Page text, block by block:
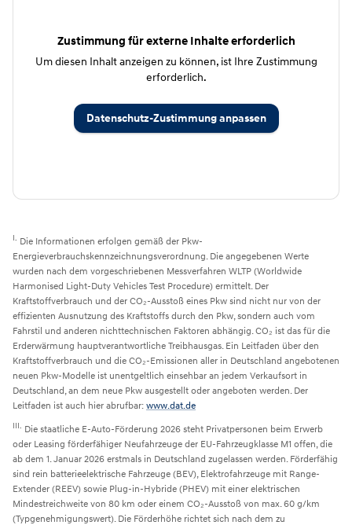
Zustimmung für externe Inhalte erforderlich
Um diesen Inhalt anzeigen zu können, ist Ihre Zustimmung
erforderlich.
Datenschutz-Zustimmung anpassen
I. Die Informationen erfolgen gemäß der Pkw-
Energieverbrauchskennzeichnungsverordnung. Die angegebenen Werte
wurden nach dem vorgeschriebenen Messverfahren WLTP (Worldwide
Harmonised Light-Duty Vehicles Test Procedure) ermittelt. Der
Kraftstoffverbrauch und der CO₂-Ausstoß eines Pkw sind nicht nur von der
effizienten Ausnutzung des Kraftstoffs durch den Pkw, sondern auch vom
Fahrstil und anderen nichttechnischen Faktoren abhängig. CO₂ ist das für die
Erderwärmung hauptverantwortliche Treibhausgas. Ein Leitfaden über den
Kraftstoffverbrauch und die CO₂-Emissionen aller in Deutschland angebotenen
neuen Pkw-Modelle ist unentgeltlich einsehbar an jedem Verkaufsort in
Deutschland, an dem neue Pkw ausgestellt oder angeboten werden. Der
Leitfaden ist auch hier abrufbar: www.dat.de
III. Die staatliche E-Auto-Förderung 2026 steht Privatpersonen beim Erwerb
oder Leasing förderfähiger Neufahrzeuge der EU-Fahrzeugklasse M1 offen, die
ab dem 1. Januar 2026 erstmals in Deutschland zugelassen werden. Förderfähig
sind rein batterieelektrische Fahrzeuge (BEV), Elektrofahrzeuge mit Range-
Extender (REEV) sowie Plug-in-Hybride (PHEV) mit einer elektrischen
Mindestreichweite von 80 km oder einem CO₂-Ausstoß von max. 60 g/km
(Typgenehmigungswert). Die Förderhöhe richtet sich nach dem zu